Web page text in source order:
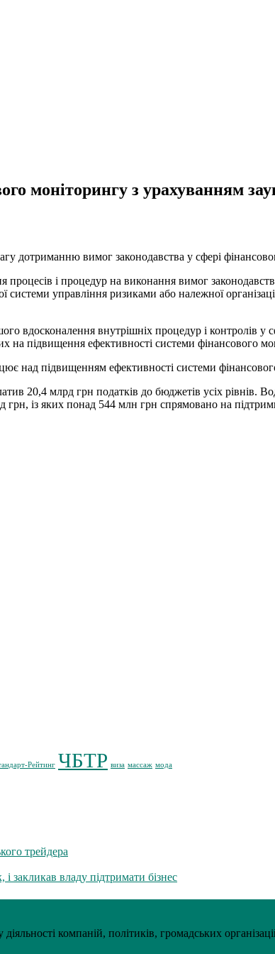
моніторингу з урахуванням
дотриманню вимог законодавства у сфері
і процедур на виконання вимог
управління ризиками або належної
вдосконалення внутрішніх процедур і контролів у
на підвищення ефективності системи фінансового
над підвищенням ефективності системи
20,4 млрд грн податків до бюджетів усіх рівнів.
грн, із яких понад 544 млн грн спрямовано на
Рейтинг ЧБТР виза массаж мода
трейдера
закликав владу підтримати бізнес
компаній, політиків, громадських